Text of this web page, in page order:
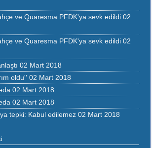
ve Quaresma PFDK'ya sevk edildi 02
ve Quaresma PFDK'ya sevk edildi 02
02 Mart 2018
oldu'' 02 Mart 2018
02 Mart 2018
02 Mart 2018
tepki: Kabul edilemez 02 Mart 2018